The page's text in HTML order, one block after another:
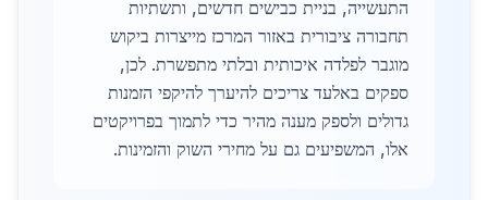
התעשייה, בניית כבישים חדשים, ותשתיות
תחבורה ציבורית באזור המרכז מייצרות ביקוש
מוגבר לפלדה איכותית ובלתי מתפשרת. לכן,
ספקים באלעד צריכים להיערך להיקפי הזמנות
גדולים ולספק מענה מהיר כדי לתמוך בפרויקטים
אלו, המשפיעים גם על מחירי השוק והזמינות.